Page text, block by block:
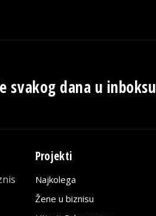
svakog dana u inboksu
Projekti
Najkolega
Žene u biznisu